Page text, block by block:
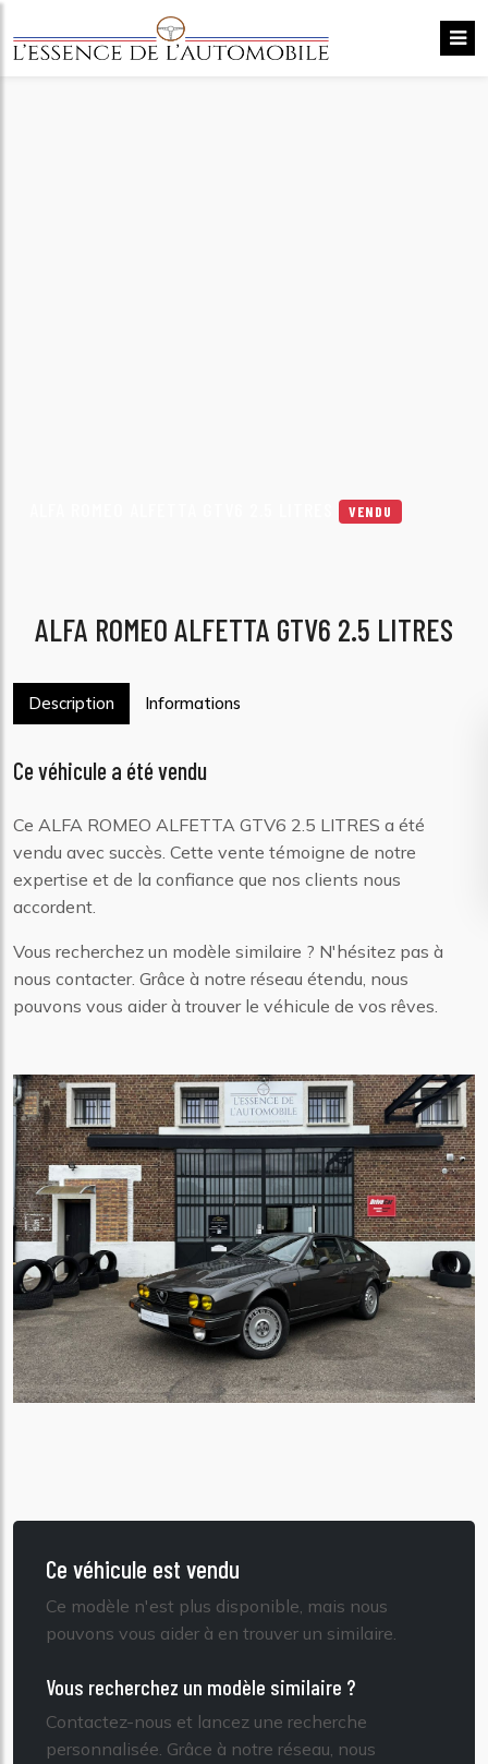
VENDU
ALFA ROMEO ALFETTA GTV6 2.5 LITRES
Description Informations
Ce véhicule a été vendu
Ce ALFA ROMEO ALFETTA GTV6 2.5 LITRES a été
vendu avec succès. Cette vente témoigne de notre
expertise et de la confiance que nos clients nous
accordent.
Vous recherchez un modèle similaire ? N'hésitez pas à
nous contacter. Grâce à notre réseau étendu, nous
pouvons vous aider à trouver le véhicule de vos rêves.
Ce véhicule est vendu
Ce modèle n'est plus disponible, mais nous
pouvons vous aider à en trouver un similaire.
Vous recherchez un modèle similaire ?
Contactez-nous et lancez une recherche
personnalisée. Grâce à notre réseau, nous